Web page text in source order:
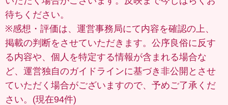
待ちください。
※感想・評価は、運営事務局にて内容を確認の上、
掲載の判断をさせていただきます。公序良俗に反す
る内容や、個人を特定する情報が含まれる場合な
ど、運営独自のガイドラインに基づき非公開とさせ
ていただく場合がございますので、予めご了承くだ
さい。(現在94件)